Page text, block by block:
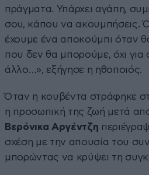
πράγματα. Υπάρχει αγάπη,
σου, κάπου να ακουμπήσεις.
έχουμε ένα αποκούμπι όταν
που δεν θα μπορούμε, όχι για
άλλο…», εξήγησε η ηθοποιός.
Όταν η κουβέντα στράφηκε
η προσωπική της ζωή μετά
Βερόνικα Αργέντζη
σχέση με την απουσία του
μπορώντας να κρύψει τη